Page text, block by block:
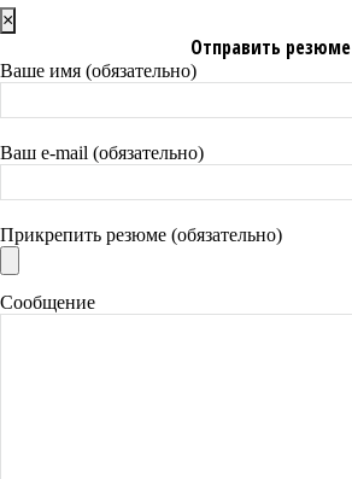
×
Отправить резюме
Ваше имя (обязательно)
Ваш e-mail (обязательно)
Прикрепить резюме (обязательно)
Сообщение